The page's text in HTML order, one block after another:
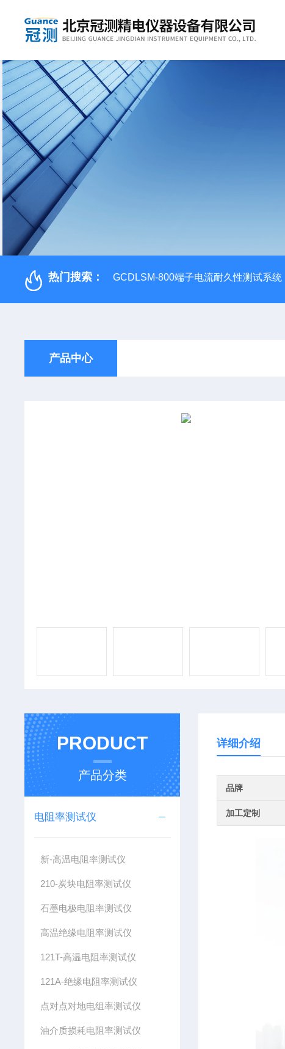
热门搜索： GCDLSM-800端子电流耐久性测试系统
产品中心
PRODUCT
产品分类
电阻率测试仪
新-高温电阻率测试仪
210-炭块电阻率测试仪
石墨电极电阻率测试仪
高温绝缘电阻率测试仪
121T-高温电阻率测试仪
121A-绝缘电阻率测试仪
点对点对地电组率测试仪
油介质损耗电阻率测试仪
详细介绍
品牌
加工定制